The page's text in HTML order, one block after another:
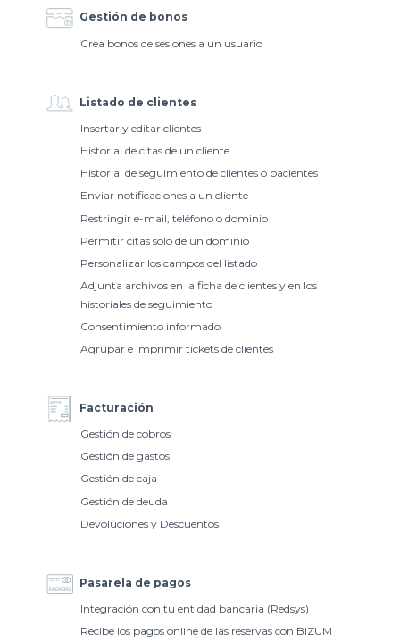
Gestión de bonos
Crea bonos de sesiones a un usuario
Listado de clientes
Insertar y editar clientes
Historial de citas de un cliente
Historial de seguimiento de clientes o pacientes
Enviar notificaciones a un cliente
Restringir e-mail, teléfono o dominio
Permitir citas solo de un dominio
Personalizar los campos del listado
Adjunta archivos en la ficha de clientes y en los
historiales de seguimiento
Consentimiento informado
Agrupar e imprimir tickets de clientes
Facturación
Gestión de cobros
Gestión de gastos
Gestión de caja
Gestión de deuda
Devoluciones y Descuentos
Pasarela de pagos
Integración con tu entidad bancaria (Redsys)
Recibe los pagos online de las reservas con BIZUM